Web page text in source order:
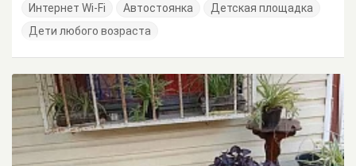
Интернет Wi-Fi Автостоянка
Детская площадка
Дети любого возраста